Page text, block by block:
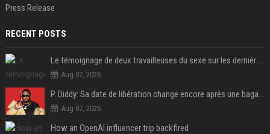
Press Release
RECENT POSTS
Le témoignage de deux travailleuses du sexe sur les dernières heures de Liam Payne a été dévoilé
Aug 07, 2026
P. Diddy: Sa date de libération change encore après une bagarre
Aug 07, 2026
How an OpenAI influencer trip backfired